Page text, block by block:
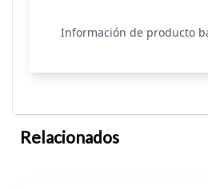
Información de producto
Relacionados